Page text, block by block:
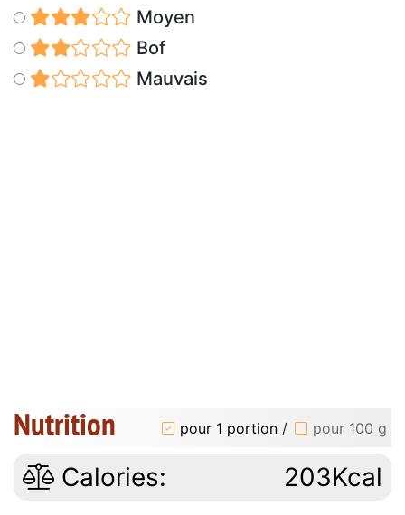
Moyen
Bof
Mauvais
Nutrition pour 1 portion / pour 100 g
Calories: 203Kcal